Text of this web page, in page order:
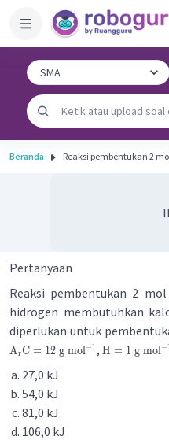
Beranda Reaksi pembentukan 2
Pertanyaan
Reaksi pembentukan 2
hidrogen membutuhkan
diperlukan untuk
ArC = 12 g mol−1, H = 1 g mol−
27,0 kJ
54,0 kJ
81,0 kJ
106,0 kJ